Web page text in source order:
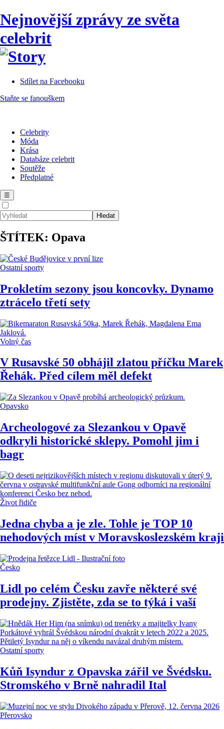
Nejnovější zprávy ze světa
celebrit
Sdílet na Facebooku
Staňte se fanouškem
Celebrity
Móda
Krása
Databáze celebrit
Soutěže
Předplatné
☰
ŠTÍTEK: Opava
Ostatní sporty
Prokletím sezony jsou koncovky. Dynamo
ztrácelo třetí sety
Volný čas
V Rusavské 50 obhájil zlatou příčku Marek
Řehák. Před cílem měl defekt
Opavsko
Archeologové za Slezankou v Opavě
odkryli historické sklepy. Pomohl jim i
bagr
Život řidiče
Jedna chyba a je zle. Tohle je TOP 10
nehodových míst v Moravskoslezském kraji
Česko
Lidl po celém Česku zavře některé své
prodejny. Zjistěte, zda se to týká i vaší
Ostatní sporty
Kůň Isyndur z Opavska zářil ve Švédsku.
Stromského v Brně nahradil Ital
Přerovsko